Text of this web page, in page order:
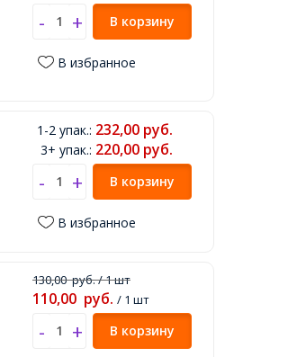
В корзину
В избранное
1-2 упак.: 232,00 руб.
3+ упак.: 220,00 руб.
В корзину
В избранное
130,00руб./ 1 шт
110,00 руб. / 1 шт
В корзину